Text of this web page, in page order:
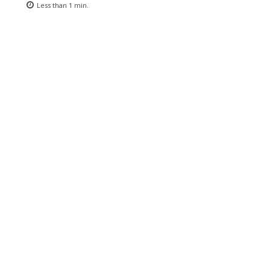
Less than 1 min.